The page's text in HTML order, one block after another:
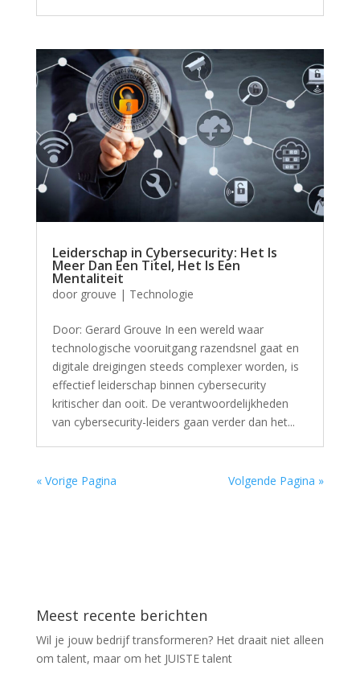
Leiderschap in Cybersecurity: Het Is
Meer Dan Een Titel, Het Is Een
Mentaliteit
door grouve | Technologie
Door: Gerard Grouve In een wereld waar
technologische vooruitgang razendsnel gaat en
digitale dreigingen steeds complexer worden, is
effectief leiderschap binnen cybersecurity
kritischer dan ooit. De verantwoordelijkheden
van cybersecurity-leiders gaan verder dan het...
« Vorige Pagina Volgende Pagina »
Meest recente berichten
Wil je jouw bedrijf transformeren? Het draait niet alleen
om talent, maar om het JUISTE talent